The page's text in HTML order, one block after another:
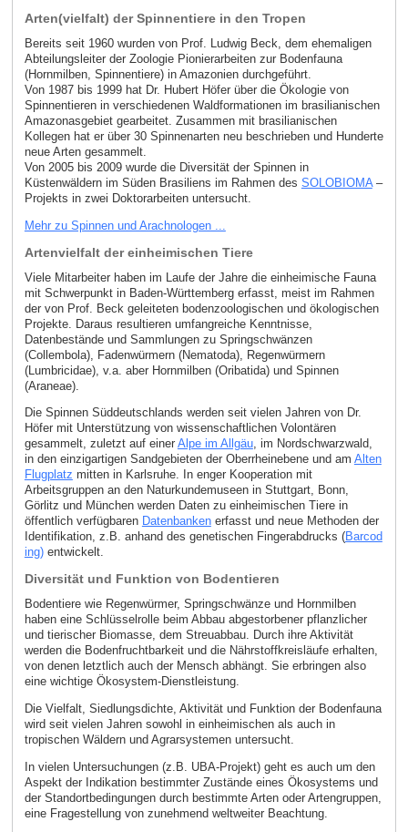
Arten(vielfalt) der Spinnentiere in den Tropen
Bereits seit 1960 wurden von Prof. Ludwig Beck, dem ehemaligen
Abteilungsleiter der Zoologie Pionierarbeiten zur Bodenfauna
(Hornmilben, Spinnentiere) in Amazonien durchgeführt.
Von 1987 bis 1999 hat Dr. Hubert Höfer über die Ökologie von
Spinnentieren in verschiedenen Waldformationen im brasilianischen
Amazonasgebiet gearbeitet. Zusammen mit brasilianischen
Kollegen hat er über 30 Spinnenarten neu beschrieben und Hunderte
neue Arten gesammelt.
Von 2005 bis 2009 wurde die Diversität der Spinnen in
Küstenwäldern im Süden Brasiliens im Rahmen des SOLOBIOMA–
Projekts in zwei Doktorarbeiten untersucht.
Mehr zu Spinnen und Arachnologen ...
Artenvielfalt der einheimischen Tiere
Viele Mitarbeiter haben im Laufe der Jahre die einheimische Fauna
mit Schwerpunkt in Baden-Württemberg erfasst, meist im Rahmen
der von Prof. Beck geleiteten bodenzoologischen und ökologischen
Projekte. Daraus resultieren umfangreiche Kenntnisse,
Datenbestände und Sammlungen zu Springschwänzen
(Collembola), Fadenwürmern (Nematoda), Regenwürmern
(Lumbricidae), v.a. aber Hornmilben (Oribatida) und Spinnen
(Araneae).
Die Spinnen Süddeutschlands werden seit vielen Jahren von Dr.
Höfer mit Unterstützung von wissenschaftlichen Volontären
gesammelt, zuletzt auf einer Alpe im Allgäu, im Nordschwarzwald,
in den einzigartigen Sandgebieten der Oberrheinebene und am Alten
Flugplatz mitten in Karlsruhe. In enger Kooperation mit
Arbeitsgruppen an den Naturkundemuseen in Stuttgart, Bonn,
Görlitz und München werden Daten zu einheimischen Tiere in
öffentlich verfügbaren Datenbankenerfasst und neue Methoden der
Identifikation, z.B. anhand des genetischen Fingerabdrucks (Barcod
ing)entwickelt.
Diversität und Funktion von Bodentieren
Bodentiere wie Regenwürmer, Springschwänze und Hornmilben
haben eine Schlüsselrolle beim Abbau abgestorbener pflanzlicher
und tierischer Biomasse, dem Streuabbau. Durch ihre Aktivität
werden die Bodenfruchtbarkeit und die Nährstoffkreisläufe erhalten,
von denen letztlich auch der Mensch abhängt. Sie erbringen also
eine wichtige Ökosystem-Dienstleistung.
Die Vielfalt, Siedlungsdichte, Aktivität und Funktion der Bodenfauna
wird seit vielen Jahren sowohl in einheimischen als auch in
tropischen Wäldern und Agrarsystemen untersucht.
In vielen Untersuchungen (z.B. UBA-Projekt) geht es auch um den
Aspekt der Indikation bestimmter Zustände eines Ökosystems und
der Standortbedingungen durch bestimmte Arten oder Artengruppen,
eine Fragestellung von zunehmend weltweiter Beachtung.